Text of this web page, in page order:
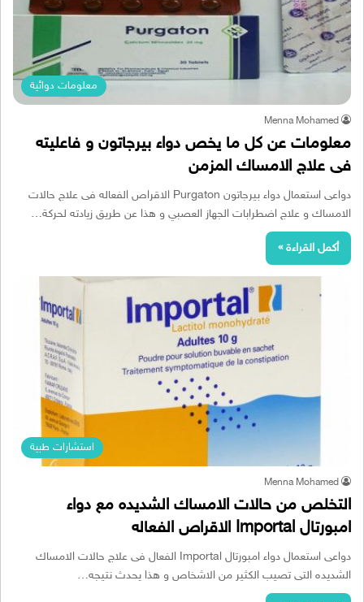
معلومات دوائية
Menna Mohamed
معلومات عن كل ما يخص دواء بيرجاتون و فاعليته
فى علاج الامساك المزمن
دواعى استعمال دواء بيرجاتون Purgaton الاقراص الفعاله فى علاج حالات
الامساك و علاج اضطرابات الجهاز العصبي و هذا عن طريق زيادته لحركة…
أكمل القراءة »
استشارات طبية
Menna Mohamed
التخلص من حالات الامساك الشديده مع دواء
امبورتال Importal الاقراص الفعاله
دواعى استعمال دواء امبورتال Importal الفعال فى علاج حالات الامساك
الشديده التى تصيب الكثير من الاشخاص و هذا يحدث نتيجه…